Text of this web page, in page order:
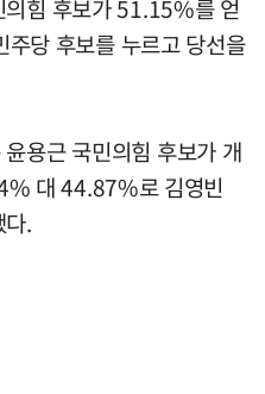
의힘 후보가 51.15%를 얻
당 후보를 누르고 당선을
용근 국민의힘 후보가 개
대 44.87%로 김영빈
.